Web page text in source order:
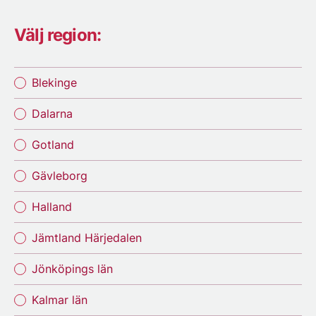
Välj region:
Blekinge
Dalarna
Gotland
Gävleborg
Halland
Jämtland Härjedalen
Jönköpings län
Kalmar län